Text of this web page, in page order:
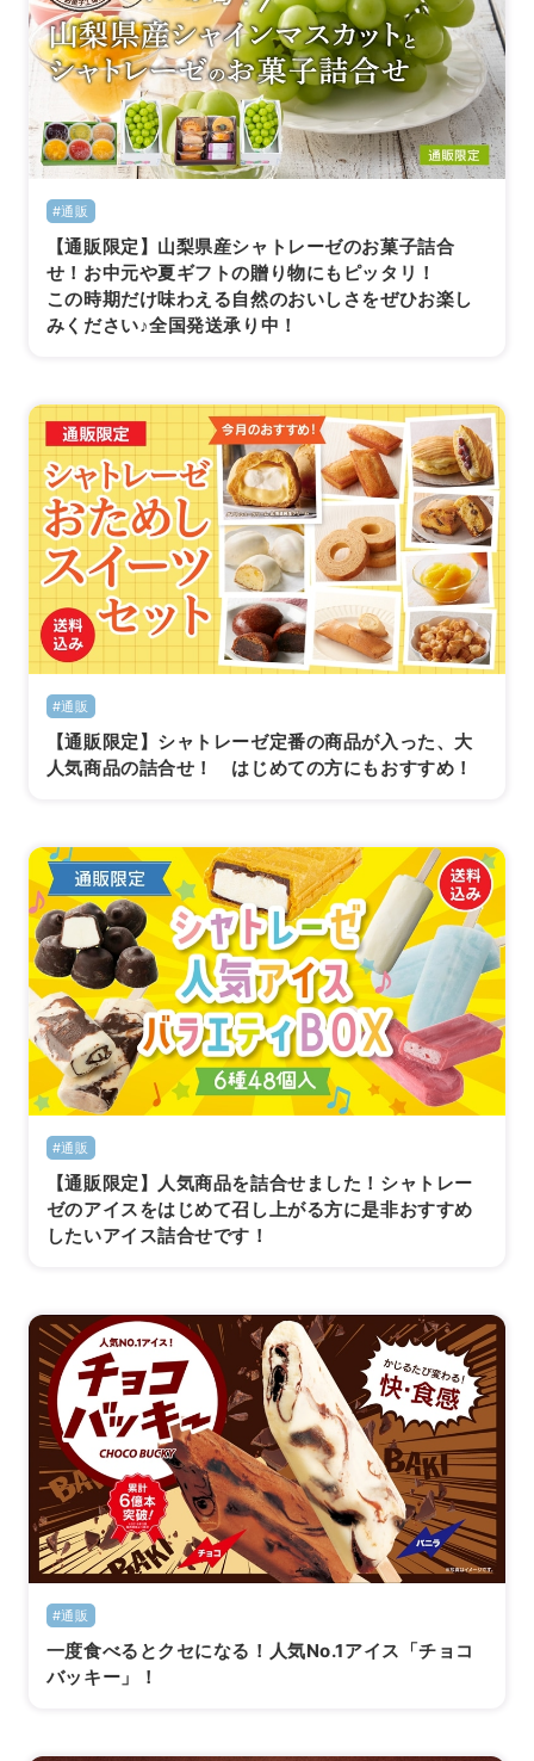
#通販
【通販限定】山梨県産シャトレーゼのお菓子詰合
せ！お中元や夏ギフトの贈り物にもピッタリ！
この時期だけ味わえる自然のおいしさをぜひお楽し
みください♪全国発送承り中！
#通販
【通販限定】シャトレーゼ定番の商品が入った、大
人気商品の詰合せ！ はじめての方にもおすすめ！
#通販
【通販限定】人気商品を詰合せました！シャトレー
ゼのアイスをはじめて召し上がる方に是非おすすめ
したいアイス詰合せです！
#通販
一度食べるとクセになる！人気No.1アイス「チョコ
バッキー」！